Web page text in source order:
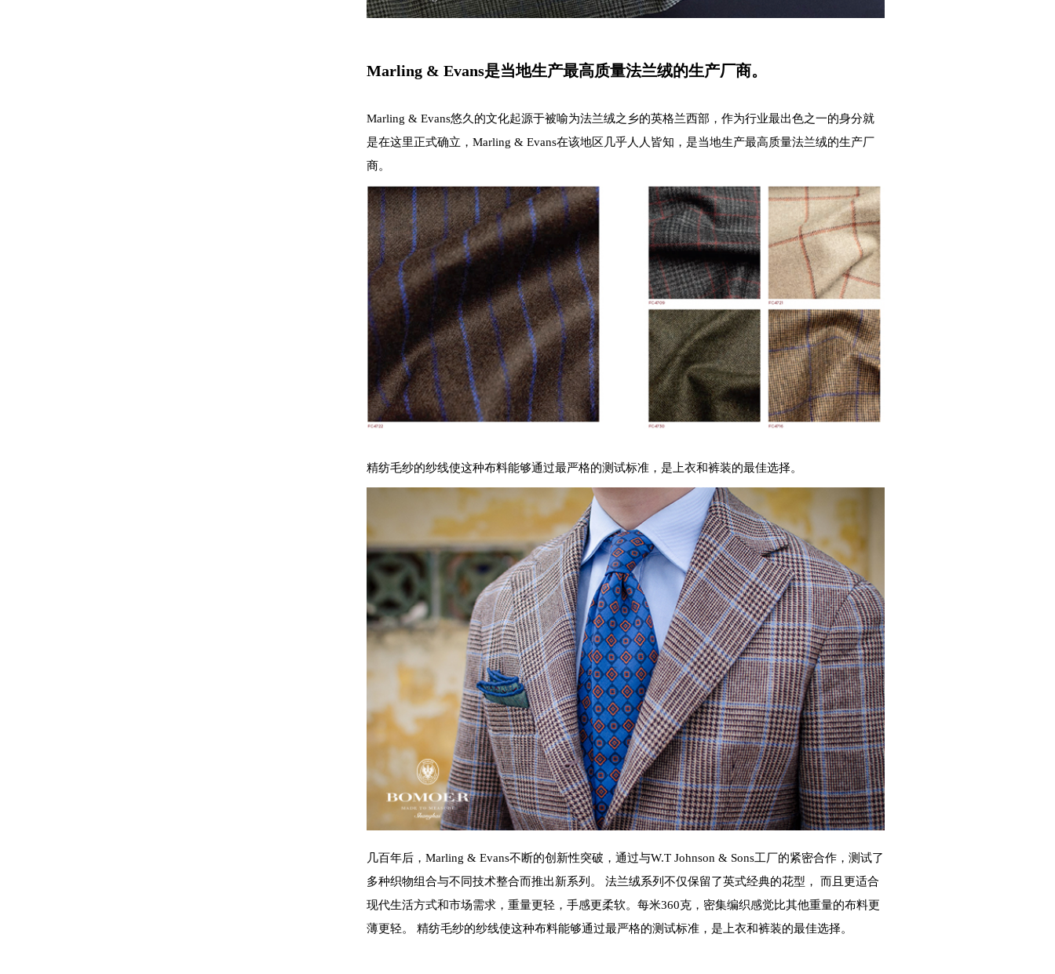
Marling & Evans是当地生产最高质量法兰绒的生产厂商。
Marling & Evans悠久的文化起源于被喻为法兰绒之乡的英格兰西部，作为行业最出色之一的身分就
是在这里正式确立，Marling & Evans在该地区几乎人人皆知，是当地生产最高质量法兰绒的生产厂
商。
精纺毛纱的纱线使这种布料能够通过最严格的测试标准，是上衣和裤装的最佳选择。
几百年后，Marling & Evans不断的创新性突破，通过与W.T Johnson & Sons工厂的紧密合作，测试了
多种织物组合与不同技术整合而推出新系列。 法兰绒系列不仅保留了英式经典的花型， 而且更适合
现代生活方式和市场需求，重量更轻，手感更柔软。每米360克，密集编织感觉比其他重量的布料更
薄更轻。 精纺毛纱的纱线使这种布料能够通过最严格的测试标准，是上衣和裤装的最佳选择。